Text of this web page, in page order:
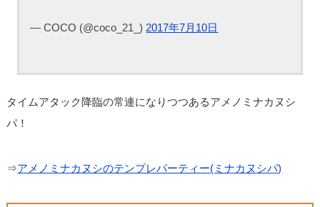
— COCO (@coco_21_) 2017年7月10日
タイムアタック降臨の常連になりつつあるアメノミナカヌシ
パ！
⇒アメノミナカヌシのテンプレパーティー(ミナカヌシパ)